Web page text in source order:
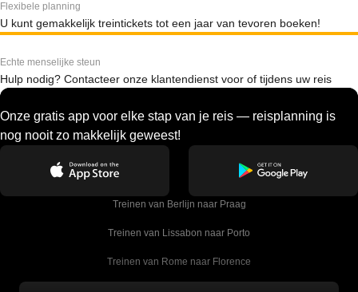
Flexibele planning
U kunt gemakkelijk treintickets tot een jaar van tevoren boeken!
Echte menselijke steun
Hulp nodig? Contacteer onze klantendienst voor of tijdens uw reis
Onze gratis app voor elke stap van je reis — reisplanning is
nog nooit zo makkelijk geweest!
Treinen van Berlijn naar Praag
Treinen van Lissabon naar Porto
Treinen van Rome naar Florence